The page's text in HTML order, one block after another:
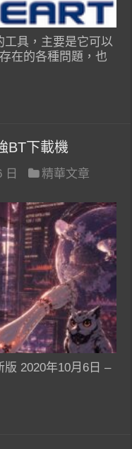
工具，主要是它可以
在的各種問題，也
BT下載機
日
精華文章
版 2020年10月6日 –